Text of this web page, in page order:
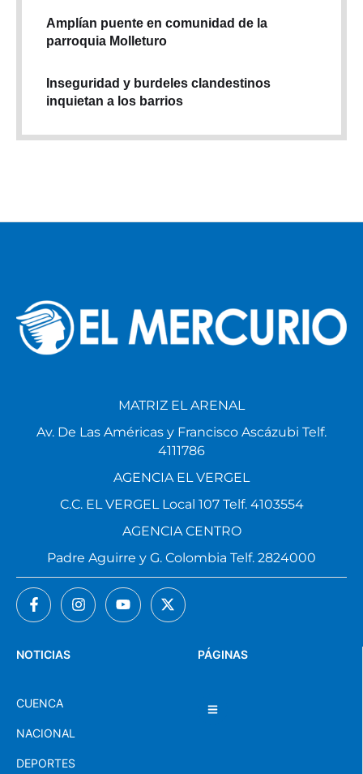
Amplían puente en comunidad de la
parroquia Molleturo
Inseguridad y burdeles clandestinos
inquietan a los barrios
PÁGINAS
NOTICIAS
CUENCA
NACIONAL
DEPORTES
MATRIZ EL ARENAL
Av. De Las Américas y Francisco Ascázubi Telf.
4111786
AGENCIA EL VERGEL
C.C. EL VERGEL Local 107 Telf. 4103554
AGENCIA CENTRO
Padre Aguirre y G. Colombia Telf. 2824000